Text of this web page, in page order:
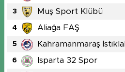
3 Muş Sport Klübü
4 Aliağa FAŞ
5 Kahramanmaraş
6 Isparta 32 Spor